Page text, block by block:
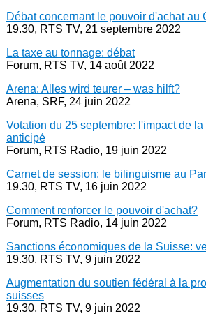
Débat concernant le pouvoir d'achat au
19.30, RTS TV, 21 septembre 2022
La taxe au tonnage: débat
Forum, RTS TV, 14 août 2022
Arena: Alles wird teurer – was hilft?
Arena, SRF, 24 juin 2022
Votation du 25 septembre: l'impact de
anticipé
Forum, RTS Radio, 19 juin 2022
Carnet de session: le bilinguisme au
19.30, RTS TV, 16 juin 2022
Comment renforcer le pouvoir d'achat?
Forum, RTS Radio, 14 juin 2022
Sanctions économiques de la Suisse:
19.30, RTS TV, 9 juin 2022
Augmentation du soutien fédéral à la
suisses
19.30, RTS TV, 9 juin 2022